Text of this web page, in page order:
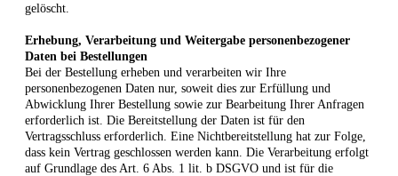
gelöscht.
Erhebung, Verarbeitung und Weitergabe personenbezogener
Daten bei Bestellungen
Bei der Bestellung erheben und verarbeiten wir Ihre
personenbezogenen Daten nur, soweit dies zur Erfüllung und
Abwicklung Ihrer Bestellung sowie zur Bearbeitung Ihrer Anfragen
erforderlich ist. Die Bereitstellung der Daten ist für den
Vertragsschluss erforderlich. Eine Nichtbereitstellung hat zur Folge,
dass kein Vertrag geschlossen werden kann. Die Verarbeitung erfolgt
auf Grundlage des Art. 6 Abs. 1 lit. b DSGVO und ist für die